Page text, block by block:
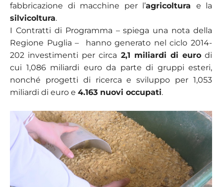
fabbricazione di macchine per l’agricoltura e la
silvicoltura.
I Contratti di Programma – spiega una nota della
Regione Puglia – hanno generato nel ciclo 2014-
202 investimenti per circa 2,1 miliardi di eurodi
cui 1,086 miliardi euro da parte di gruppi esteri,
nonché progetti di ricerca e sviluppo per 1,053
miliardi di euro e 4.163 nuovi occupati.